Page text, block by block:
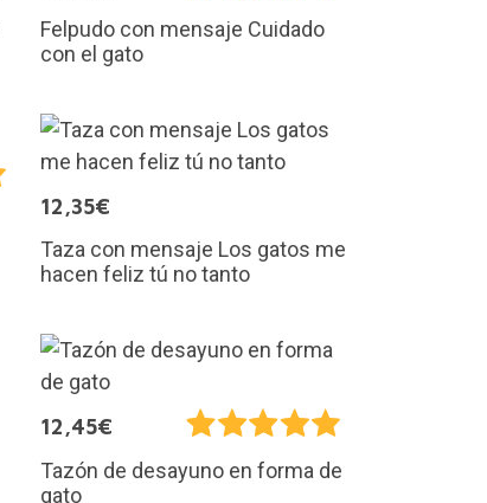
Felpudo con mensaje Cuidado
con el gato
12,35€
Taza con mensaje Los gatos me
hacen feliz tú no tanto
12,45€
Tazón de desayuno en forma de
gato